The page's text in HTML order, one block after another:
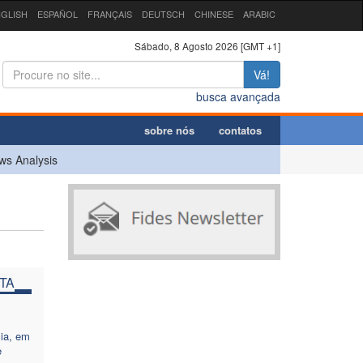
ESPAÑOL FRANÇAIS DEUTSCH CHINESE ARABIC
Sábado, 8 Agosto 2026 [GMT +1]
Vá!
busca avançada
sobre nós contatos
Analysis
em